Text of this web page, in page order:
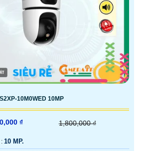
10M0WED 10MP
₫ 1,800,000 ₫
10 MP.